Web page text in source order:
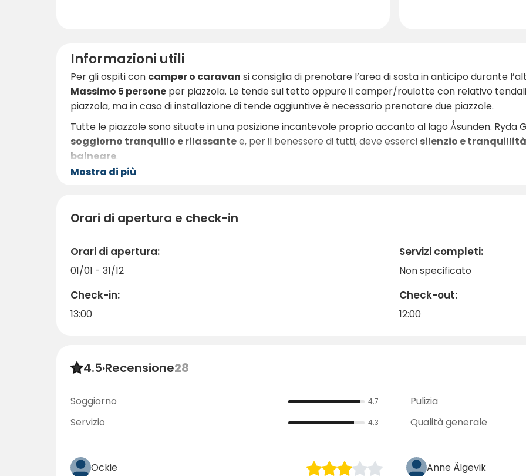
Informazioni utili
Per gli ospiti con camper o caravan si consiglia di prenotare l’area di sosta in anticipo durante
Massimo 5 persone per piazzola. Le tende sul tetto oppure il camper/roulotte con relativo
piazzola, ma in caso di installazione di tende aggiuntive è necessario prenotare due piazzole.
Tutte le piazzole sono situate in una posizione incantevole proprio accanto al lago Åsunden. Ryda
soggiorno tranquillo e rilassantee, per il benessere di tutti, deve esserci silenzio e tranquillità
balneare.
Si consiglia di mettere in valigia
si possono avvistare aquile di mare, nibbi reali, cervi, cinghiali e molto altro ancora.
escursioni. Che siate alla ricerca di un fine settimana romantico, di una vacanza attiva o
Ryda Gård è un luogo al quale desidererete tornare.
Prenotate il vostro soggiorno già oggi e scoprite perché così tanti ospiti tornano in questa idilliaca
Mostra di più
Orari di apertura e check-in
Orari di apertura:
01/01 - 31/12
Servizi completi:
Non specificato
Check-in:
13:00
Check-out:
12:00
4.5·Recensione28
Soggiorno 4.7 Pulizia
Servizio 4.3 Qualità generale
Ockie Anne Älgevik